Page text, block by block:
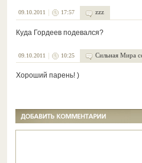
09.10.2011 17:57 zzz
Куда Гордеев подевался?
09.10.2011 10:25 Сильная Мира
Хороший парень! )